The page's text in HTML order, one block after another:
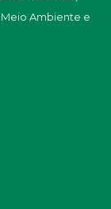
Ambiente e